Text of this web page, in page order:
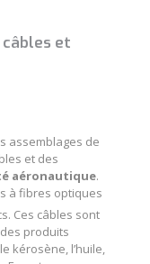
et
assemblages de
et des
aéronautique.
à fibres optiques
Ces câbles sont
produits
kérosène, l’huile,